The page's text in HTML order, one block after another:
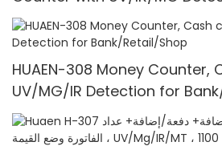
HUAEN-308 Money Counter,
UV/MG/IR Detection for